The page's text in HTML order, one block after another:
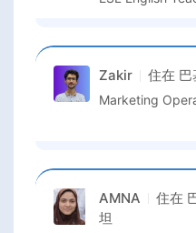
Zakir 住在 巴
AMNA 住在
坦